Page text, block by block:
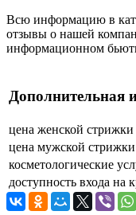
Всю информацию в
отзывы о нашей
информационном
Дополнительная
цена женской стрижки
цена мужской стрижки
косметологические
доступность входа на